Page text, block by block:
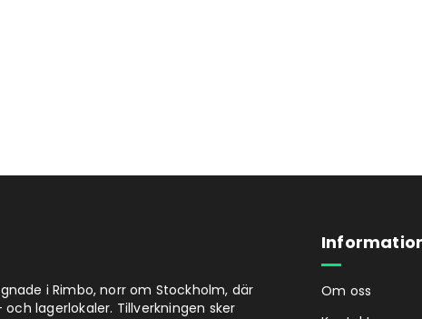
i Rimbo, norr om Stockholm, där
lagerlokaler. Tillverkningen sker
Om oss